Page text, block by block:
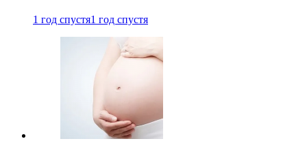
1 год спустя1 год спустя